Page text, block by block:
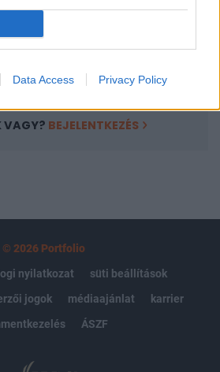
Data Access Privacy Policy
elmúlt 2 év napon belüli
VAGY? BEJELENTKEZÉS
© 2026 Portfolio
nyilatkozat
süti beállítások
jogok médiaajánlat
karrier
ÁSZF